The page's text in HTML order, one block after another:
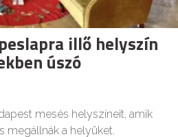
illő helyszín
úszó
mesés helyszíneit, amik
megállnák a helyüket.